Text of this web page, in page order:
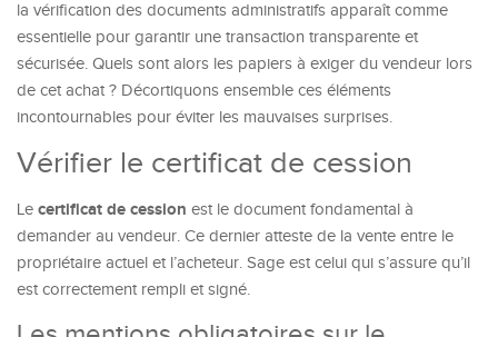
la vérification des documents administratifs apparaît comme
essentielle pour garantir une transaction transparente et
sécurisée. Quels sont alors les papiers à exiger du vendeur lors
de cet achat ? Décortiquons ensemble ces éléments
incontournables pour éviter les mauvaises surprises.
Vérifier le certificat de cession
Le certificat de cession est le document fondamental à
demander au vendeur. Ce dernier atteste de la vente entre le
propriétaire actuel et l’acheteur. Sage est celui qui s’assure qu’il
est correctement rempli et signé.